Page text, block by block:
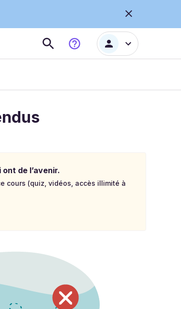
de l’avenir.
cours (quiz, vidéos, accès illimité à